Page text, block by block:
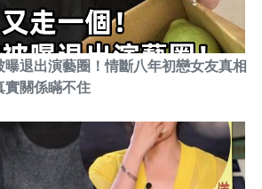
曝退出演藝圈！情斷八年初戀女友真相
實關係瞞不住